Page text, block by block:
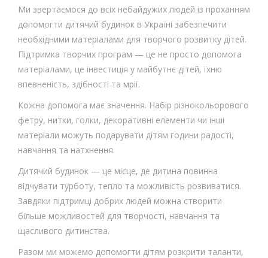
Ми звертаємося до всіх небайдужих людей із проханням
допомогти дитячий будинок в Україні забезпечити
необхідними матеріалами для творчого розвитку дітей.
Підтримка творчих програм — це не просто допомога
матеріалами, це інвестиція у майбутнє дітей, їхню
впевненість, здібності та мрії.
Кожна допомога має значення. Набір різнокольорового
фетру, нитки, голки, декоративні елементи чи інші
матеріали можуть подарувати дітям години радості,
навчання та натхнення.
Дитячий будинок — це місце, де дитина повинна
відчувати турботу, тепло та можливість розвиватися.
Завдяки підтримці добрих людей можна створити
більше можливостей для творчості, навчання та
щасливого дитинства.
Разом ми можемо допомогти дітям розкрити таланти,